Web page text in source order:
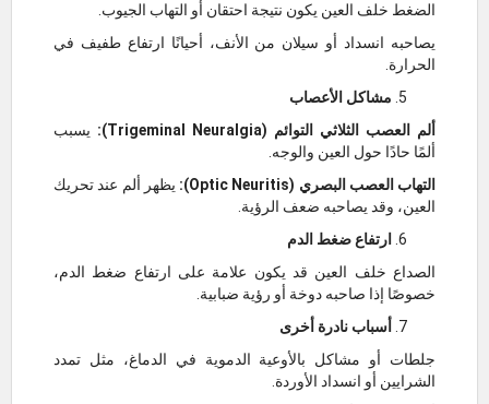
الضغط خلف العين يكون نتيجة احتقان أو التهاب الجيوب.
يصاحبه انسداد أو سيلان من الأنف، أحيانًا ارتفاع طفيف في
الحرارة.
مشاكل الأعصاب
ألم العصب الثلاثي التوائم (Trigeminal Neuralgia):
يسبب
ألمًا حادًا حول العين والوجه.
التهاب العصب البصري (Optic Neuritis):
يظهر ألم عند تحريك
العين، وقد يصاحبه ضعف الرؤية.
ارتفاع ضغط الدم
الصداع خلف العين قد يكون علامة على ارتفاع ضغط الدم،
خصوصًا إذا صاحبه دوخة أو رؤية ضبابية.
أسباب نادرة أخرى
جلطات أو مشاكل بالأوعية الدموية في الدماغ، مثل تمدد
الشرايين أو انسداد الأوردة.